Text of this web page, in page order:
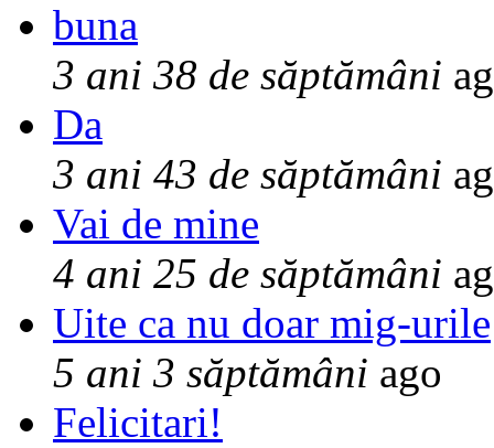
buna
3 ani 38 de săptămâni
Da
3 ani 43 de săptămâni
Vai de mine
4 ani 25 de săptămâni
Uite ca nu doar mig-urile
5 ani 3 săptămâni ago
Felicitari!